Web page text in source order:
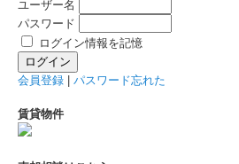
ユーザー名
パスワード
ログイン情報を記憶
会員登録 | パスワード忘れた
賃貸物件